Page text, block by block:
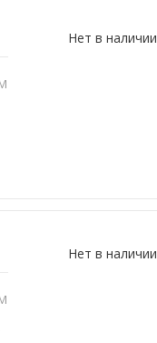
Нет в наличии
Нет в наличии